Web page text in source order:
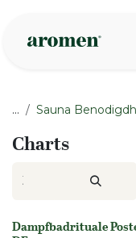
... Sauna
Charts
Dampfbadrituale